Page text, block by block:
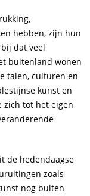
hebben, zijn hun
dat veel
buitenland wonen
talen, culturen en
kunst en
zich tot het eigen
de hedendaagse
zoals
nog buiten